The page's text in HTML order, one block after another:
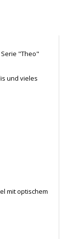
"Theo"
und vieles
mit optischem